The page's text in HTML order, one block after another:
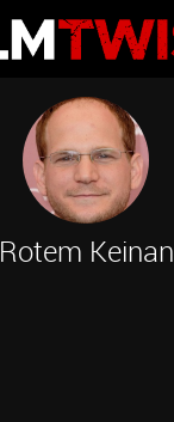
Rotem Keinan